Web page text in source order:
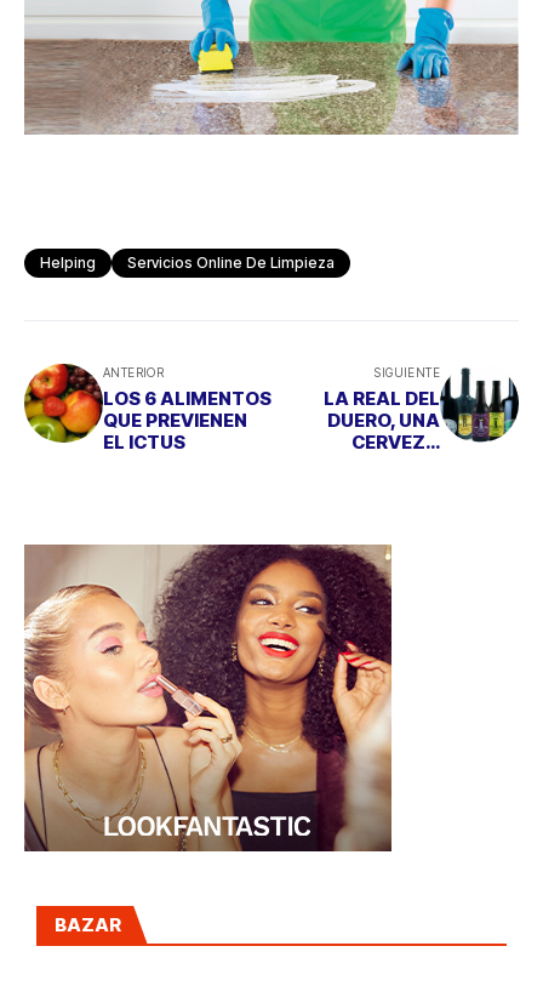
Helping Servicios Online De Limpieza
ANTERIOR
LOS 6 ALIMENTOS
QUE PREVIENEN
EL ICTUS
SIGUIENTE
LA REAL DEL
DUERO, UNA
CERVEZA
BAZAR